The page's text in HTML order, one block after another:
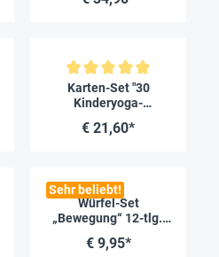
Durchschnittliche Bewertung
Karten-Set "30
Kinderyoga-
€ 21,60*
Sehr beliebt!
Würfel-Set
„Bewegung“ 12-tlg.,
€ 9,95*